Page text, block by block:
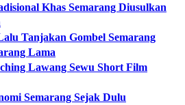
Khas Semarang Diusulkan
Tanjakan Gombel Semarang
Lama
Lawang Sewu Short Film
Semarang Sejak Dulu